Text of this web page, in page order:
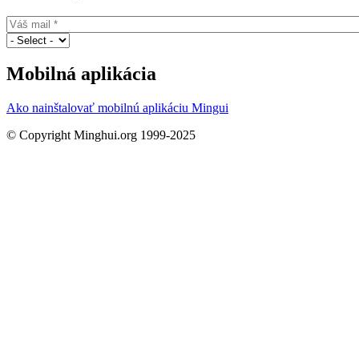
Mobilná aplikácia
Ako nainštalovať mobilnú aplikáciu Mingui
© Copyright Minghui.org 1999-2025